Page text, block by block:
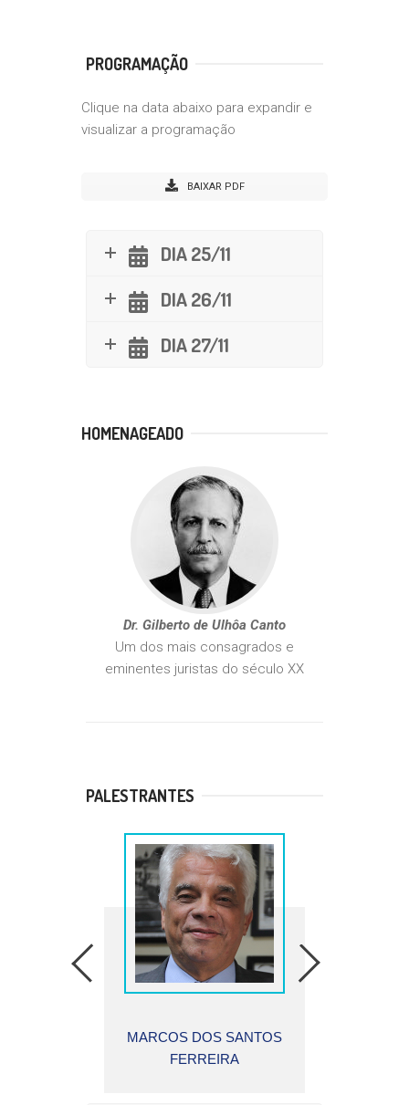
PROGRAMAÇÃO
Clique na data abaixo para expandir e
visualizar a programação
BAIXAR PDF
DIA 25/11
DIA 26/11
DIA 27/11
HOMENAGEADO
Dr. Gilberto de Ulhôa Canto
Um dos mais consagrados e
eminentes juristas do século XX
PALESTRANTES
MARCOS DOS SANTOS
FERREIRA